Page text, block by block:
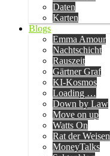
Daten
Karten
Blogs
Emma Amour
Nachtschicht
Rauszeit
Gärtner Graf
KI-Kosmos
Loading …
Down by Law
Move on up
Watts On
Rat der Weisen
MoneyTalks